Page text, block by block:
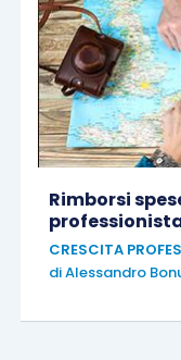
Rimborsi
CRESCITA
diAlessandro